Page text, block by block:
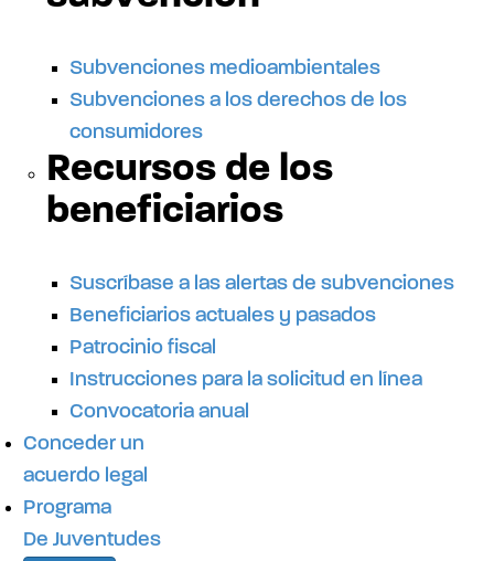
Subvenciones medioambientales
Subvenciones a los derechos de los
consumidores
Recursos de los
beneficiarios
Suscríbase a las alertas de subvenciones
Beneficiarios actuales y pasados
Patrocinio fiscal
Instrucciones para la solicitud en línea
Convocatoria anual
Conceder un
acuerdo legal
Programa
De Juventudes